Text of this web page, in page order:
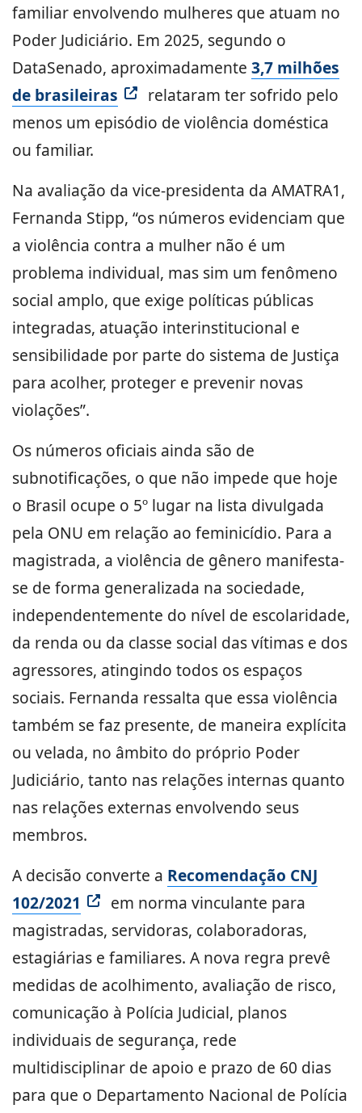
familiar envolvendo mulheres que atuam no
Poder Judiciário. Em 2025, segundo o
DataSenado, aproximadamente 3,7 milhões
de brasileiras
relataram ter sofrido pelo
menos um episódio de violência doméstica
ou familiar.
Na avaliação da vice-presidenta da AMATRA1,
Fernanda Stipp, “os números evidenciam que
a violência contra a mulher não é um
problema individual, mas sim um fenômeno
social amplo, que exige políticas públicas
integradas, atuação interinstitucional e
sensibilidade por parte do sistema de Justiça
para acolher, proteger e prevenir novas
violações”.
Os números oficiais ainda são de
subnotificações, o que não impede que hoje
o Brasil ocupe o 5º lugar na lista divulgada
pela ONU em relação ao feminicídio. Para a
magistrada, a violência de gênero manifesta-
se de forma generalizada na sociedade,
independentemente do nível de escolaridade,
da renda ou da classe social das vítimas e dos
agressores, atingindo todos os espaços
sociais. Fernanda ressalta que essa violência
também se faz presente, de maneira explícita
ou velada, no âmbito do próprio Poder
Judiciário, tanto nas relações internas quanto
nas relações externas envolvendo seus
membros.
A decisão converte a Recomendação CNJ
102/2021
em norma vinculante para
magistradas, servidoras, colaboradoras,
estagiárias e familiares. A nova regra prevê
medidas de acolhimento, avaliação de risco,
comunicação à Polícia Judicial, planos
individuais de segurança, rede
multidisciplinar de apoio e prazo de 60 dias
para que o Departamento Nacional de Polícia